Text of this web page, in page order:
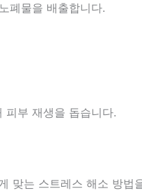
폐물을 배출합니다.
피부 재생을 돕습니다.
맞는 스트레스 해소 방법